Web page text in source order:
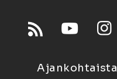
Ajankohtaista